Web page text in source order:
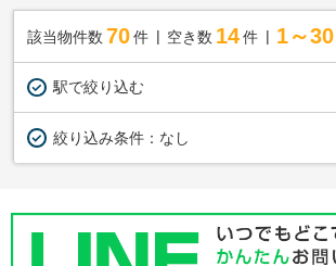
該当物件数 70件 空き数 14 件 1～30
駅で絞り込む
絞り込み条件： なし